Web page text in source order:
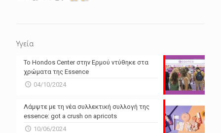
Υγεία
Το Hondos Center στην Ερμού ντύθηκε στα
χρώματα της Essence
04/10/2024
Λάμψτε με τη νέα συλλεκτική συλλογή της
essence: got a crush on apricots
10/06/2024